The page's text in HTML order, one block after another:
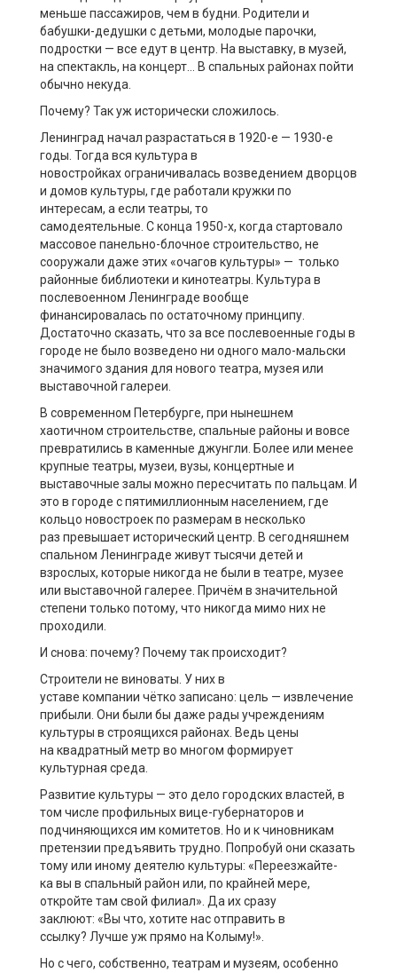
меньше пассажиров, чем в будни. Родители и
бабушки-дедушки с детьми, молодые парочки,
подростки — все едут в центр. На выставку, в музей,
на спектакль, на концерт … В спальных районахпойти
обычно некуда
Почему? Такуж исторически сложилось.
Ленинград начал разрастаться в 1920-е — 1930-е
годы. Тогда вся культура в
новостройкахограничивалась возведением дворцов
и домов культуры, где работали кружки по
интересам, а если театры, то
самодеятельные. Сконца 1950-х, когда стартовало
массовое панельно-блочное строительство, не
сооружали даже этих «очагов культуры» — только
районные библиотеки и кинотеатры . Культура в
послевоенном Ленинграде вообще
финансировалась по остаточному принципу.
Достаточно сказать, что за все послевоенные годы в
городе не было возведено ни одного мало-мальски
значимого здания для нового театра, музея или
выставочной галереи.
В современном Петербурге, при нынешнем
хаотичном строительстве, спальные районы и вовсе
превратились в каменные джунгли. Более или менее
крупные театры, музеи, вузы, концертные и
выставочные залы можно пересчитать по пальцам. И
это в городе с пятимиллионным населением, где
кольцо новостроекпо размерам в несколько
раз превышаетисторический центр В сегодняшнем
спальном Ленинграде живут тысячи детей и
взрослых, которые никогда не были в театре, музее
или выставочной галерее. Причём в значительной
степени только потому, что никогда мимо них не
проходили.
И снова: почему? Почему так происходит?
Строители не виноваты. У них в
уставе компании чётко записано: цель — извлечение
прибыли. Они были бы даже рады учреждениям
культуры в строящихся районах. Ведь цены
на квадратный метр во многом формирует
культурная среда.
Развитие культуры — это дело городских властей, в
том числе профильныхвице-губернаторов и
подчиняющихся им комитетов . Но и к чиновникам
претензии предъявить трудно. Попробуй они сказать
тому или иному деятелю культуры: «Переезжайте-
ка вы в спальный район или, по крайней мере,
откройте там свой филиал» Да их сразу
заклюют: «Вы что, хотите нас отправить в
ссылку? Лучше уж прямо на Колыму!».
Но с чего, собственно, театрам и музеям, особенно